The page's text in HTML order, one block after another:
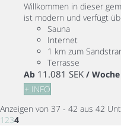
Willkommen in dieser
ist modern und verfügt
Sauna
Internet
1 km zum
Terrasse
Ab 11.081 SEK / Woche
+ INFO
Anzeigen von 37 - 42 aus 42
1 234